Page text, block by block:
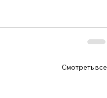
Смотреть все